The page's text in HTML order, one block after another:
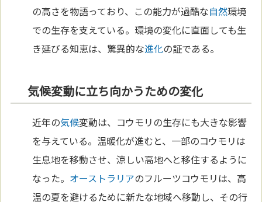
の高さを物語っており、この能力が過酷な自然環境
での生存を支えている。環境の変化に直面しても生
き延びる知恵は、驚異的な進化の証である。
気候変動に立ち向かうための変化
近年の気候変動は、コウモリの生存にも大きな影響
を与えている。温暖化が進むと、一部のコウモリは
生息地を移動させ、涼しい高地へと移住するように
なった。 オーストラリアのフルーツコウモリは、高
温の夏を避けるために新たな地域へ移動し、その行